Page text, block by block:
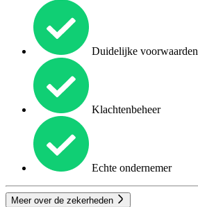
Duidelijke voorwaarden
Klachtenbeheer
Echte ondernemer
Meer over de zekerheden